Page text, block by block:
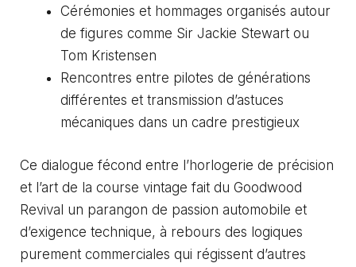
Cérémonies et hommages organisés autour
de figures comme Sir Jackie Stewart ou
Tom Kristensen
Rencontres entre pilotes de générations
différentes et transmission d’astuces
mécaniques dans un cadre prestigieux
Ce dialogue fécond entre l’horlogerie de précision
et l’art de la course vintage fait du Goodwood
Revival un parangon de passion automobile et
d’exigence technique, à rebours des logiques
purement commerciales qui régissent d’autres